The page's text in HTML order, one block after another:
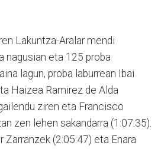
Lakuntza-Aralar mendi
nagusian eta 125 proba
lagun, proba laburrean Ibai
Haizea Ramirez de Alda
ziren eta Francisco
zen lehen sakandarra (1:07:35).
Zarranzek (2:05:47) eta Enara